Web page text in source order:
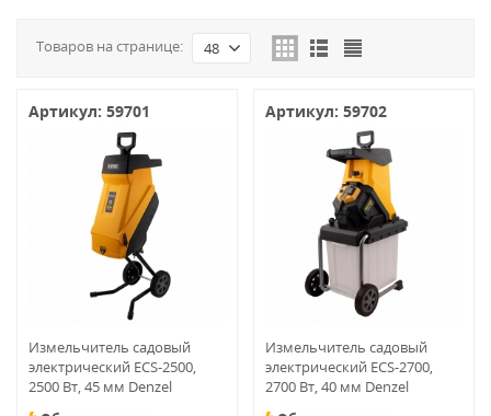
Товаров на странице: 48
Артикул: 59701
Измельчитель садовый
электрический ECS-2500,
2500 Вт, 45 мм Denzel
Артикул: 59702
Измельчитель садовый
электрический ECS-2700,
2700 Вт, 40 мм Denzel